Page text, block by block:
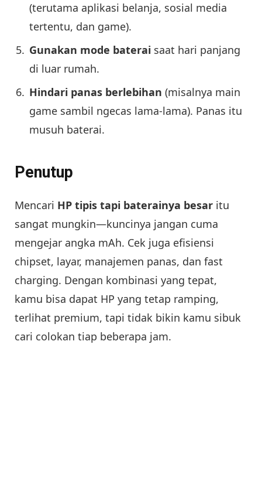
(terutama aplikasi belanja, sosial media
tertentu, dan game).
Gunakan mode baterai saat hari panjang
di luar rumah.
Hindari panas berlebihan (misalnya main
game sambil ngecas lama-lama). Panas itu
musuh baterai.
Penutup
Mencari HP tipis tapi baterainya besar itu
sangat mungkin—kuncinya jangan cuma
mengejar angka mAh. Cek juga efisiensi
chipset, layar, manajemen panas, dan fast
charging. Dengan kombinasi yang tepat,
kamu bisa dapat HP yang tetap ramping,
terlihat premium, tapi tidak bikin kamu sibuk
cari colokan tiap beberapa jam.